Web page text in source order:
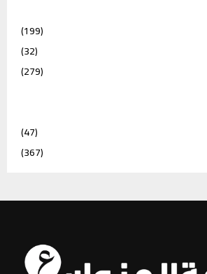
(199)
(32)
(279)
(47)
(367)